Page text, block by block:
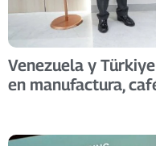
Venezuela y
en manufactura,